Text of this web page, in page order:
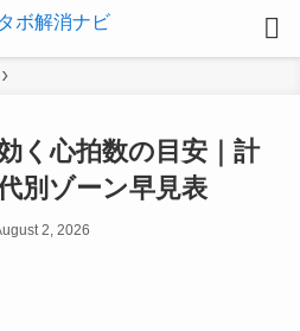
く心拍数の目安｜計
別ゾーン早見表
2, 2026